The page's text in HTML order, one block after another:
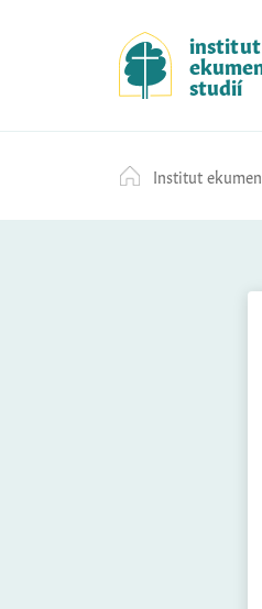
k
i
p
t
c
o
institut
studií
Institut